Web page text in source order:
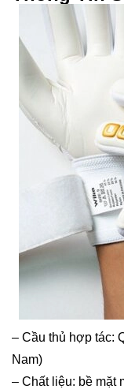
– Cầu thủ hợp tác:
Nam)
– Chất liệu: bề mặt